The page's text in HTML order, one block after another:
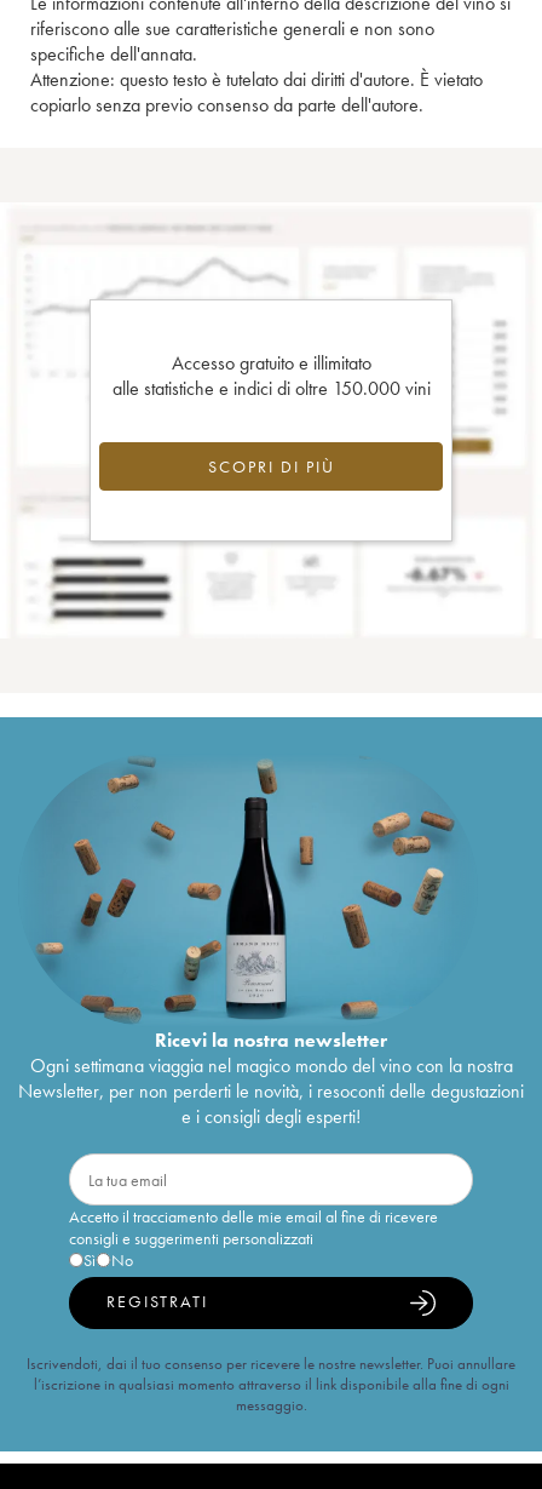
riferiscono alle sue caratteristiche generali e non sono
specifiche dell'annata.
Attenzione: questo testo è tutelato dai diritti d'autore. È vietato
copiarlo senza previo consenso da parte dell'autore.
Accesso gratuito e illimitato
alle statistiche e indici di oltre 150.000 vini
SCOPRI DI PIÙ
Ricevi la nostra newsletter
Ogni settimana viaggia nel magico mondo del vino con la nostra
Newsletter, per non perderti le novità, i resoconti delle degustazioni
e i consigli degli esperti!
Accetto il tracciamento delle mie email al fine di ricevere
consigli e suggerimenti personalizzati
Sì
No
REGISTRATI
Iscrivendoti, dai il tuo consenso per ricevere le nostre newsletter. Puoi annullare
l’iscrizione in qualsiasi momento attraverso il link disponibile alla fine di ogni
messaggio.